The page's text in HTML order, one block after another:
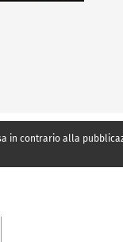
in contrario alla